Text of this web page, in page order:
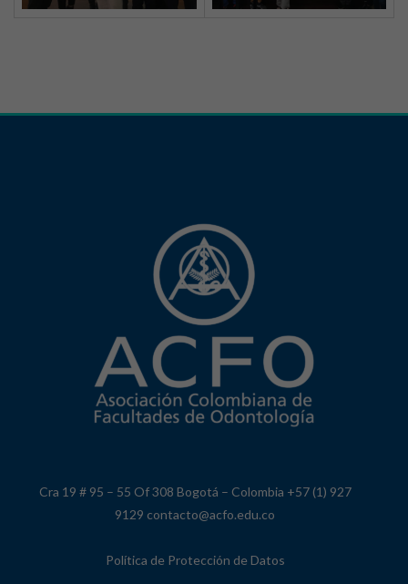
Cra 19 # 95 – 55 Of 308 Bogotá – Colombia +57 (1) 927
9129 contacto@acfo.edu.co
Política de Protección de Datos